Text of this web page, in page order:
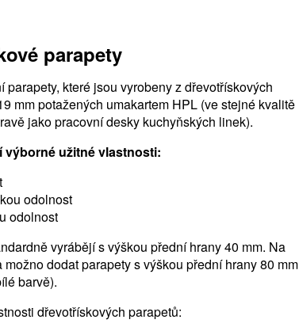
parapety
parapety, které jsou vyrobeny z dřevotřískových
mm potažených umakartem HPL (ve stejné kvalitě
jako pracovní desky kuchyňských linek).
výborné užitné vlastnosti:
odolnost
odolnost
vyrábějí s výškou přední hrany 40 mm. Na
dodat parapety s výškou přední hrany 80 mm
barvě).
dřevotřískových parapetů: